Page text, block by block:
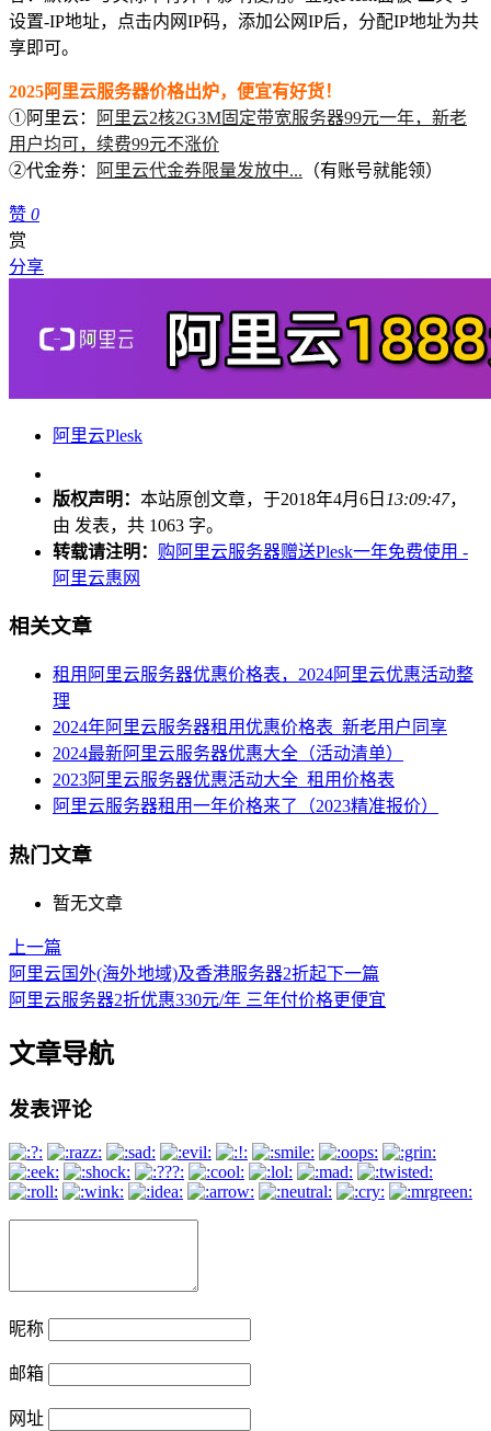
设置-IP地址，点击内网IP码，添加公网IP后，分配IP地址为共
享即可。
2025阿里云服务器价格出炉，便宜有好货！
①阿里云：
阿里云2核2G3M固定带宽服务器99元一年，新老
用户均可，续费99元不涨价
②代金券：
阿里云代金券限量发放中... （有账号就能领）
赞 0
赏
分享
阿里云Plesk
版权声明： 本站原创文章，于2018年4月6日 13:09:47，
由 发表，共 1063 字。
转载请注明： 购阿里云服务器赠送Plesk一年免费使用 -
阿里云惠网
相关文章
租用阿里云服务器优惠价格表，2024阿里云优惠活动整
理
2024年阿里云服务器租用优惠价格表_新老用户同享
2024最新阿里云服务器优惠大全（活动清单）
2023阿里云服务器优惠活动大全_租用价格表
阿里云服务器租用一年价格来了（2023精准报价）
热门文章
暂无文章
上一篇
阿里云国外(海外地域)及香港服务器2折起下一篇
阿里云服务器2折优惠330元/年 三年付价格更便宜
文章导航
发表评论
昵称
邮箱
网址